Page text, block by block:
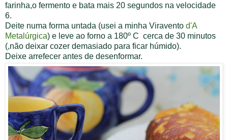
farinha,o fermento e bata mais 20 segundos na velocidade
6.
Deite numa forma untada (usei a minha Viravento d'A
Metalúrgica) e leve ao forno a 180º C cerca de 30 minutos
(,não deixar cozer demasiado para ficar húmido).
Deixe arrefecer antes de desenformar.